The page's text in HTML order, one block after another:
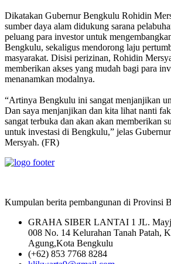
Dikatakan Gubernur Bengkulu Rohidin
sumber daya alam didukung sarana
peluang para investor untuk
Bengkulu, sekaligus mendorong laju
masyarakat. Disisi perizinan, Rohidin
memberikan akses yang mudah bagi para
menanamkan modalnya.
“Artinya Bengkulu ini sangat menjanjikan
Dan saya menjanjikan dan kita lihat nanti
sangat terbuka dan akan akan memberikan
untuk investasi di Bengkulu,” jelas
Mersyah. (FR)
Kumpulan berita pembangunan di Provinsi
GRAHA SIBER LANTAI 1 JL.
008 No. 14 Kelurahan Tanah Patah,
Agung,Kota Bengkulu
(+62) 853 7768 8284